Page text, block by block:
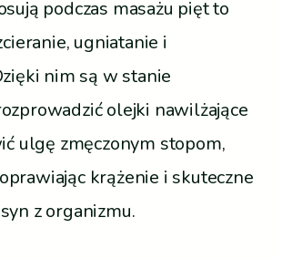
podczas masażu pięt to
ugniatanie i
nim są w stanie
olejki nawilżające
ulgę zmęczonym stopom,
krążenie i skuteczne
z organizmu.